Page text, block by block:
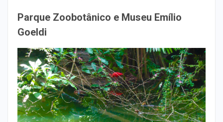
Parque Zoobotânico e Museu Emílio
Goeldi